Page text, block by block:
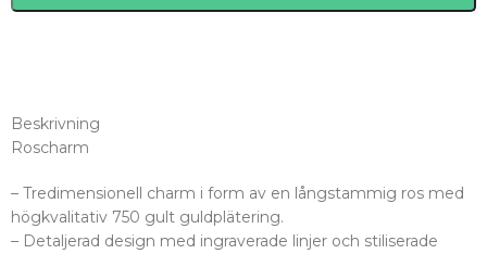
Beskrivning
Roscharm
– Tredimensionell charm i form av en långstammig ros med
högkvalitativ 750 gult guldplätering.
– Detaljerad design med ingraverade linjer och stiliserade